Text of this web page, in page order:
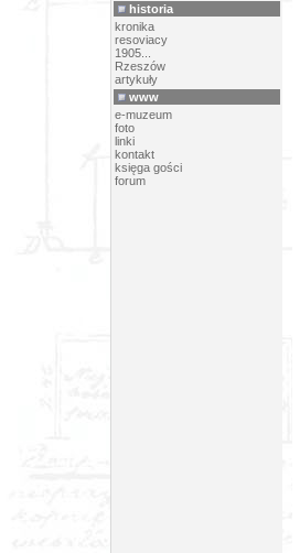
historia
kronika
resoviacy
1905...
Rzeszów
artykuły
www
e-muzeum
foto
linki
kontakt
księga gości
forum